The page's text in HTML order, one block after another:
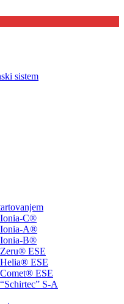
C®
Ionia-A®
B®
ESE
ESE
ESE
S-A